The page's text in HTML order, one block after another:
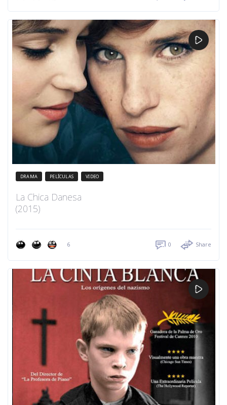
DRAMA PELÍCULAS VIDEO
La Chica Danesa
(2015)
6 0 Share